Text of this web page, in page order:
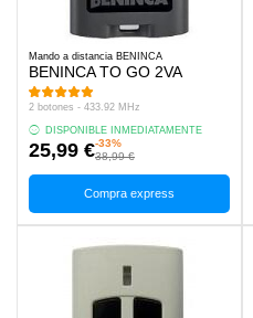
Mando a distancia BENINCA
BENINCA TO GO 2VA
2 botones - 433.92 MHz
DISPONIBLE INMEDIATAMENTE
25,99 €-33%
38,99 €
Compra express